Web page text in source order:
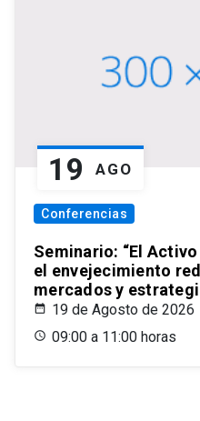
19 AGO
Conferencias
Seminario: “El
el envejecimiento
mercados y
19 de Agosto de 2026
09:00 a 11:00 horas